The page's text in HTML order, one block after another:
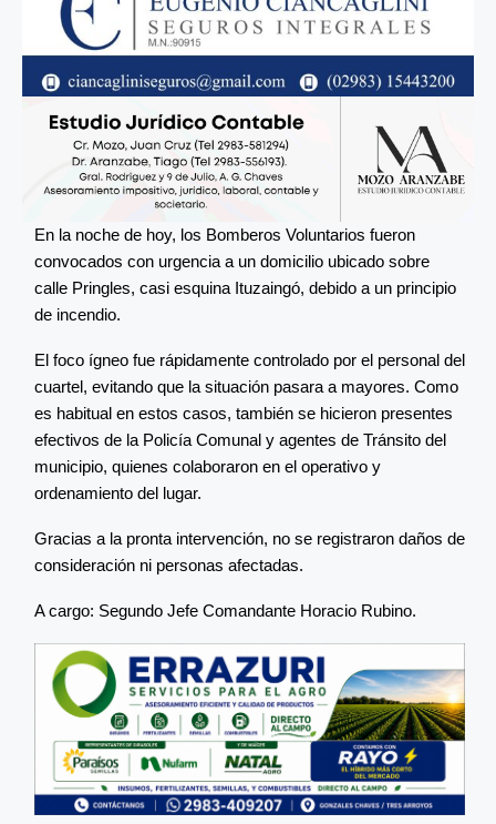
En la noche de hoy, los Bomberos Voluntarios fueron
convocados con urgencia a un domicilio ubicado sobre
calle Pringles, casi esquina Ituzaingó, debido a un principio
de incendio.
El foco ígneo fue rápidamente controlado por el personal del
cuartel, evitando que la situación pasara a mayores. Como
es habitual en estos casos, también se hicieron presentes
efectivos de la Policía Comunal y agentes de Tránsito del
municipio, quienes colaboraron en el operativo y
ordenamiento del lugar.
Gracias a la pronta intervención, no se registraron daños de
consideración ni personas afectadas.
A cargo: Segundo Jefe Comandante Horacio Rubino.